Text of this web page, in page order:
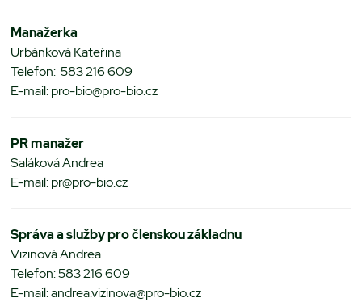
Manažerka
Urbánková Kateřina
Telefon: 583 216 609
E-mail: pro-bio@pro-bio.cz
PR manažer
Saláková Andrea
E-mail: pr@pro-bio.cz
Správa a služby pro členskou základnu
Vizinová Andrea
Telefon: 583 216 609
E-mail: andrea.vizinova@pro-bio.cz